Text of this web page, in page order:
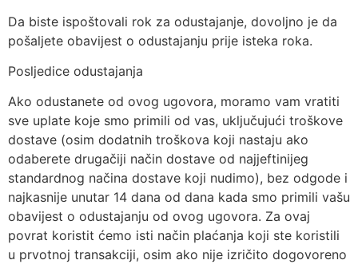
Da biste ispoštovali rok za odustajanje, dovoljno je da
pošaljete obavijest o odustajanju prije isteka roka.
Posljedice odustajanja
Ako odustanete od ovog ugovora, moramo vam vratiti
sve uplate koje smo primili od vas, uključujući troškove
dostave (osim dodatnih troškova koji nastaju ako
odaberete drugačiji način dostave od najjeftinijeg
standardnog načina dostave koji nudimo), bez odgode i
najkasnije unutar 14 dana od dana kada smo primili vašu
obavijest o odustajanju od ovog ugovora. Za ovaj
povrat koristit ćemo isti način plaćanja koji ste koristili
u prvotnoj transakciji, osim ako nije izričito dogovoreno